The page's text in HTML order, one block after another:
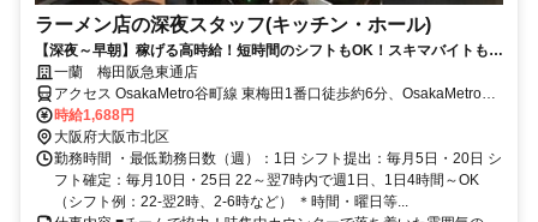
ラーメン店の深夜スタッフ(キッチン・ホール)
【深夜～早朝】稼げる高時給！短時間のシフトもOK！スキマバイトも日
払いも可・髪色自由！
一蘭 梅田阪急東通店
アクセス OsakaMetro谷町線 東梅田1番口徒歩約6分、OsakaMetro御
堂筋線 梅田（Osaka1番口徒歩約6分、OsakaMetro谷町線 中崎町3番
口徒歩約6分 阪急梅田ビルオフィスタワー方面出口 徒歩4分 ★東通り
商店街内
時給1,688円
大阪府大阪市北区
勤務時間 ・最低勤務日数（週）：1日 シフト提出：毎月5日・20日 シ
フト確定：毎月10日・25日 22～翌7時内で週1日、1日4時間～OK
（シフト例：22-翌2時、2-6時など） ＊時間・曜日等...